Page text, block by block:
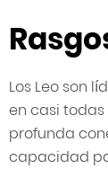
Los Leo son
en casi todas
profunda
capacidad